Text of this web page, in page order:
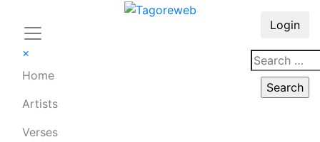
×
Home
Artists
Verses
Login